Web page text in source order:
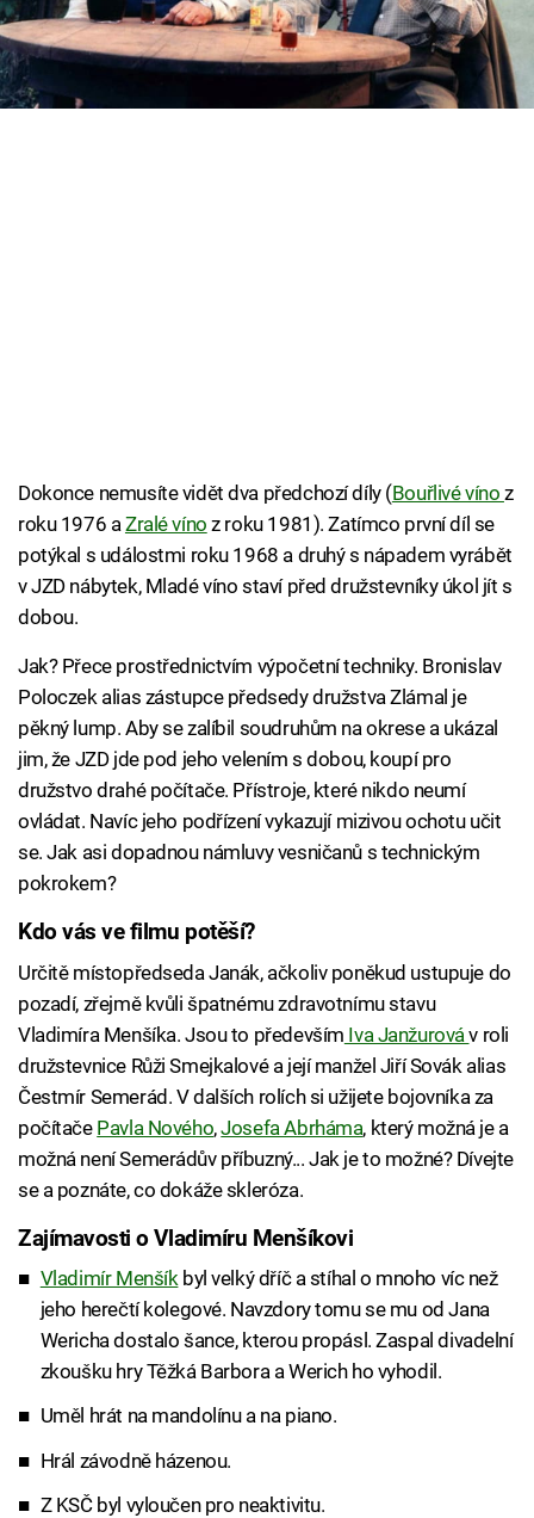
Cool Esport
Pořady
agitaci na uzdě. Ve čtvrtek 29. července ve 20.00
na Prima MAX!
Dokonce nemusíte vidět dva předchozí díly (Bouřlivé víno z
roku 1976 aZralé víno z roku 1981). Zatímco první díl se
potýkal s událostmi roku 1968 a druhý s nápadem vyrábět
v JZD nábytek, Mladé víno staví před družstevníky úkol jít s
dobou.
Jak? Přece prostřednictvím výpočetní techniky. Bronislav
Poloczek alias zástupce předsedy družstva Zlámal je
pěkný lump. Aby se zalíbil soudruhům na okrese a ukázal
jim, že JZD jde pod jeho velením s dobou, koupí pro
družstvo drahé počítače. Přístroje, které nikdo neumí
ovládat. Navíc jeho podřízení vykazují mizivou ochotu učit
se. Jak asi dopadnou námluvy vesničanů s technickým
pokrokem?
Kdo vás ve filmu potěší?
Určitě místopředseda Janák, ačkoliv poněkud ustupuje do
pozadí, zřejmě kvůli špatnému zdravotnímu stavu
Vladimíra Menšíka. Jsou to především Iva Janžurováv roli
družstevnice Růži Smejkalové a její manžel Jiří Sovák alias
Čestmír Semerád. V dalších rolích si užijete bojovníka za
počítače Pavla Nového,Josefa Abrháma, který možná je a
možná není Semerádův příbuzný... Jak je to možné? Dívejte
se a poznáte, co dokáže skleróza.
Zajímavosti o Vladimíru Menšíkovi
Vladimír Menšíkbyl velký dříč a stíhal o mnoho víc než
jeho herečtí kolegové. Navzdory tomu se mu od Jana
Wericha dostalo šance, kterou propásl. Zaspal divadelní
zkoušku hry Těžká Barbora a Werich ho vyhodil.
Uměl hrát na mandolínu a na piano.
Hrál závodně házenou.
Z KSČ byl vyloučen pro neaktivitu.